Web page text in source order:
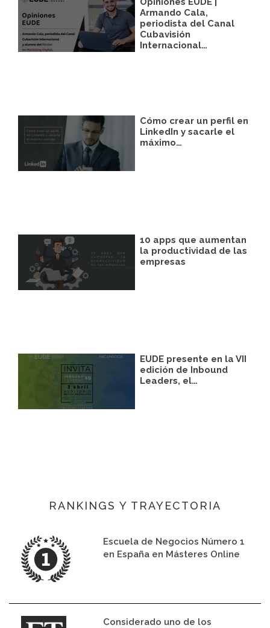
Armando Cala,
periodista del Canal
Cubavisión
Internacional…
Cómo crear un perfil en
LinkedIn y sacarle el
máximo…
10 apps que aumentan
la productividad de las
empresas
EUDE presente en la VII
edición de Inbound
Leaders, el…
RANKINGS Y TRAYECTORIA
Escuela de Negocios Número 1
en España en Másteres Online
Considerado uno de los